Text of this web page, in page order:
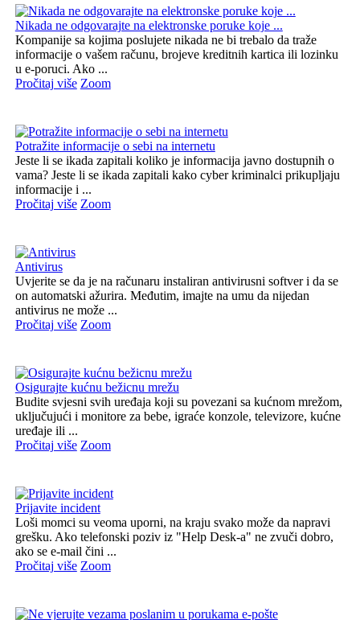
Nikada ne odgovarajte na elektronske poruke koje ...
Kompanije sa kojima poslujete nikada ne bi trebalo da traže
informacije o vašem računu, brojeve kreditnih kartica ili lozinku
u e-poruci. Ako ...
Pročitaj više Zoom
Potražite informacije o sebi na internetu
Jeste li se ikada zapitali koliko je informacija javno dostupnih o
vama? Jeste li se ikada zapitali kako cyber kriminalci prikupljaju
informacije i ...
Pročitaj više Zoom
Antivirus
Uvjerite se da je na računaru instaliran antivirusni softver i da se
on automatski ažurira. Međutim, imajte na umu da nijedan
antivirus ne može ...
Pročitaj više Zoom
Osigurajte kućnu bežicnu mrežu
Budite svjesni svih uređaja koji su povezani sa kućnom mrežom,
uključujući i monitore za bebe, igraće konzole, televizore, kućne
uređaje ili ...
Pročitaj više Zoom
Prijavite incident
Loši momci su veoma uporni, na kraju svako može da napravi
grešku. Ako telefonski poziv iz "Help Desk-a" ne zvuči dobro,
ako se e-mail čini ...
Pročitaj više Zoom